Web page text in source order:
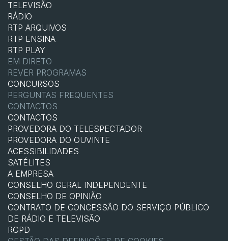
TELEVISÃO
RÁDIO
RTP ARQUIVOS
RTP ENSINA
RTP PLAY
EM DIRETO
REVER PROGRAMAS
CONCURSOS
PERGUNTAS FREQUENTES
CONTACTOS
CONTACTOS
PROVEDORA DO TELESPECTADOR
PROVEDORA DO OUVINTE
ACESSIBILIDADES
SATÉLITES
A EMPRESA
CONSELHO GERAL INDEPENDENTE
CONSELHO DE OPINIÃO
CONTRATO DE CONCESSÃO DO SERVIÇO PÚBLICO
DE RÁDIO E TELEVISÃO
RGPD